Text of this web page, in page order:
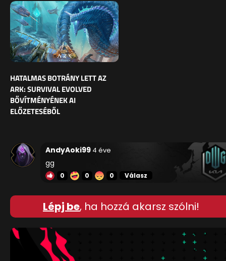
HATALMAS BOTRÁNY LETT AZ
ARK: SURVIVAL EVOLVED
BŐVÍTMÉNYÉNEK AI
ELŐZETESÉBŐL
AndyAoki99 4 éve
gg
0 0 0 Válasz
Lépj be, ha hozzá akarsz szólni!